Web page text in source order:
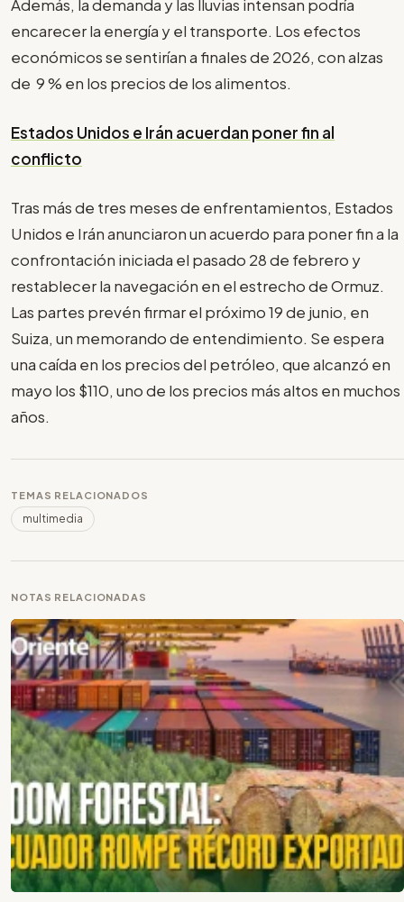
Además, la demanda y las lluvias intensan podría
encarecer la energía y el transporte. Los efectos
económicos se sentirían a finales de 2026, con alzas
de 9 % en los precios de los alimentos.
Estados Unidos e Irán acuerdan poner fin al
conflicto
Tras más de tres meses de enfrentamientos, Estados
Unidos e Irán anunciaron un acuerdo para poner fin a la
confrontación iniciada el pasado 28 de febrero y
restablecer la navegación en el estrecho de Ormuz.
Las partes prevén firmar el próximo 19 de junio, en
Suiza, un memorando de entendimiento. Se espera
una caída en los precios del petróleo, que alcanzó en
mayo los $110, uno de los precios más altos en muchos
años.
TEMAS RELACIONADOS
multimedia
NOTAS RELACIONADAS